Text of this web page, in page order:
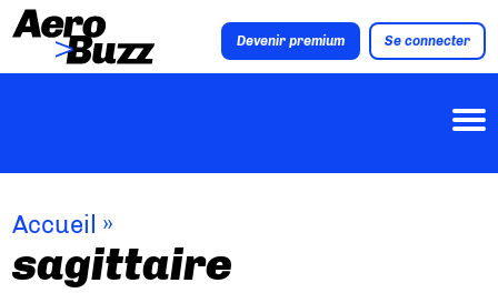
Devenir premium Se connecter
Accueil »
sagittaire